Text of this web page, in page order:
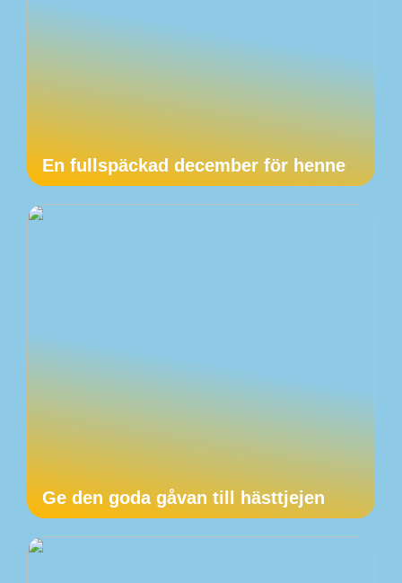
En fullspäckad december för henne
Ge den goda gåvan till hästtjejen